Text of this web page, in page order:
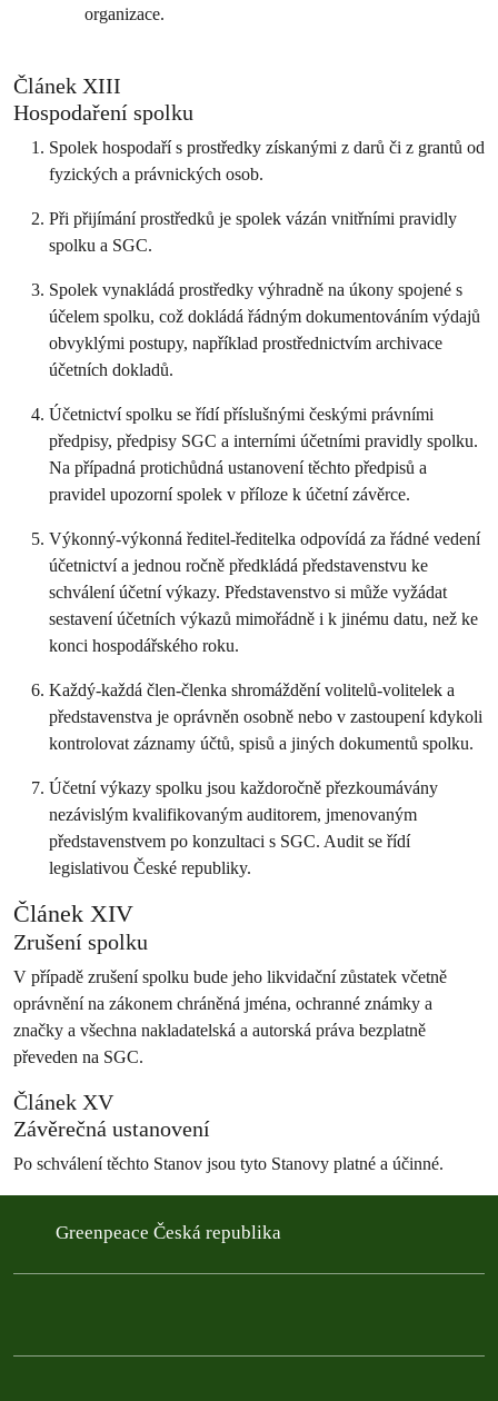
organizace.
Článek XIII
Hospodaření spolku
Spolek hospodaří s prostředky získanými z darů či z grantů od
fyzických a právnických osob.
Při přijímání prostředků je spolek vázán vnitřními pravidly
spolku a SGC.
Spolek vynakládá prostředky výhradně na úkony spojené s
účelem spolku, což dokládá řádným dokumentováním výdajů
obvyklými postupy, například prostřednictvím archivace
účetních dokladů.
Účetnictví spolku se řídí příslušnými českými právními
předpisy, předpisy SGC a interními účetními pravidly spolku.
Na případná protichůdná ustanovení těchto předpisů a
pravidel upozorní spolek v příloze k účetní závěrce.
Výkonný-výkonná ředitel-ředitelka odpovídá za řádné vedení
účetnictví a jednou ročně předkládá představenstvu ke
schválení účetní výkazy. Představenstvo si může vyžádat
sestavení účetních výkazů mimořádně i k jinému datu, než ke
konci hospodářského roku.
Každý-každá člen-členka shromáždění volitelů-volitelek a
představenstva je oprávněn osobně nebo v zastoupení kdykoli
kontrolovat záznamy účtů, spisů a jiných dokumentů spolku.
Účetní výkazy spolku jsou každoročně přezkoumávány
nezávislým kvalifikovaným auditorem, jmenovaným
představenstvem po konzultaci s SGC. Audit se řídí
legislativou České republiky.
Článek XIV
Zrušení spolku
V případě zrušení spolku bude jeho likvidační zůstatek včetně
oprávnění na zákonem chráněná jména, ochranné známky a
značky a všechna nakladatelská a autorská práva bezplatně
převeden na SGC.
Článek XV
Závěrečná ustanovení
Po schválení těchto Stanov jsou tyto Stanovy platné a účinné.
Greenpeace Česká republika